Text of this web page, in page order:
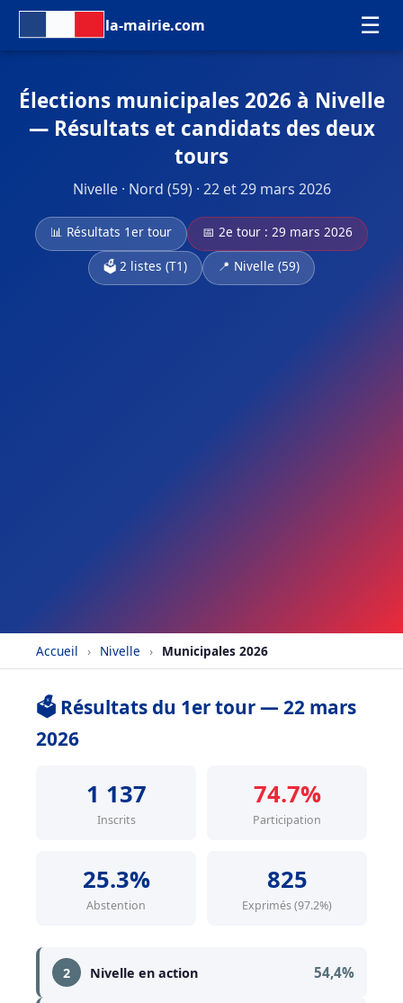
la-mairie.com ☰
Élections municipales 2026 à Nivelle
— Résultats et candidats des deux
tours
Nivelle · Nord (59) · 22 et 29 mars 2026
📊 Résultats 1er tour
📅 2e tour : 29 mars 2026
🗳️ 2 listes (T1)
📍 Nivelle (59)
Accueil › Nivelle › Municipales 2026
🗳️ Résultats du 1er tour — 22 mars
2026
1 137
Inscrits
74.7%
Participation
25.3%
Abstention
825
Exprimés (97.2%)
2 Nivelle en action 54,4%